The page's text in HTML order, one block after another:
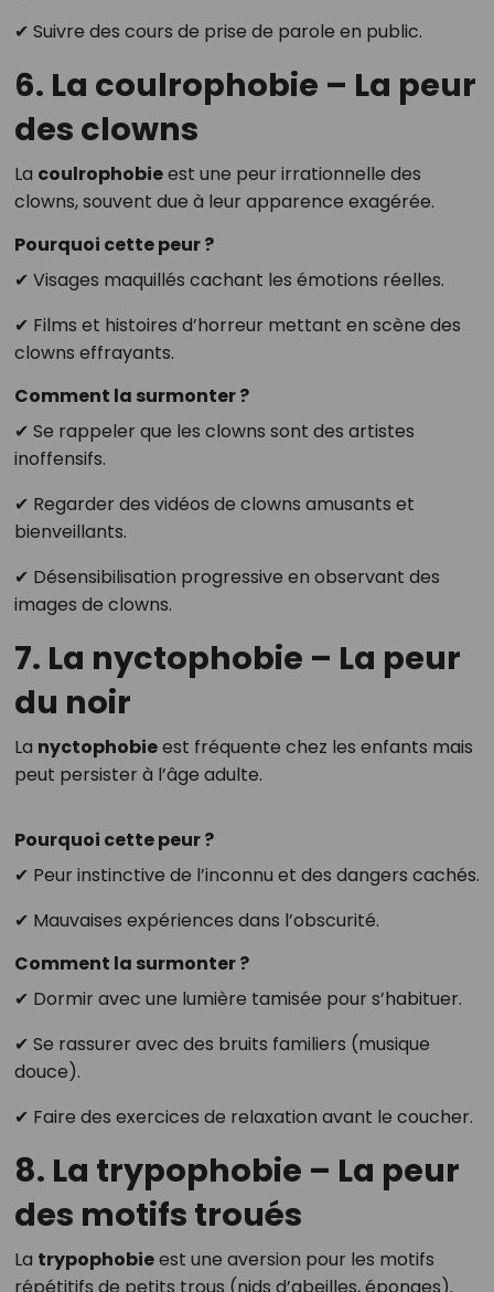
✔ Suivre des cours de prise de parole en public.
6. La coulrophobie – La peur
des clowns
La coulrophobieest une peur irrationnelle des
clowns, souvent due à leur apparence exagérée.
Pourquoi cette peur ?
✔ Visages maquillés cachant les émotions réelles.
✔ Films et histoires d’horreur mettant en scène des
clowns effrayants.
Comment la surmonter ?
✔ Se rappeler que les clowns sont des artistes
inoffensifs.
✔ Regarder des vidéos de clowns amusants et
bienveillants.
✔ Désensibilisation progressive en observant des
images de clowns.
7. La nyctophobie – La peur
du noir
La nyctophobieest fréquente chez les enfants mais
peut persister à l’âge adulte.
Pourquoi cette peur ?
✔ Peur instinctive de l’inconnu et des dangers cachés.
✔ Mauvaises expériences dans l’obscurité.
Comment la surmonter ?
✔ Dormir avec une lumière tamisée pour s’habituer.
✔ Se rassurer avec des bruits familiers (musique
douce).
✔ Faire des exercices de relaxation avant le coucher.
8. La trypophobie – La peur
des motifs troués
La trypophobieest une aversion pour les motifs
répétitifs de petits trous (nids d’abeilles, éponges).